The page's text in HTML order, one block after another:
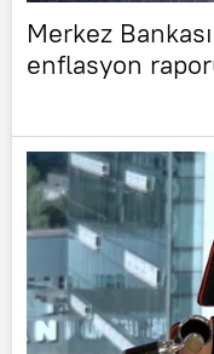
Merkez
enflasyon